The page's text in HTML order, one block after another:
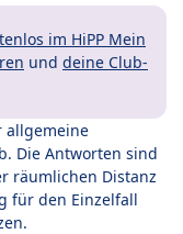
im HiPP Mein
und deine Club-
allgemeine
Die Antworten sind
räumlichen Distanz
für den Einzelfall